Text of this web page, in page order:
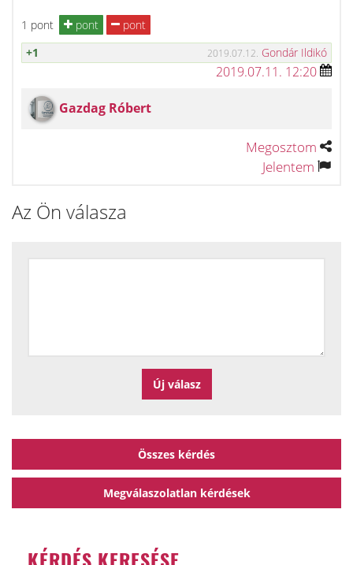
1 pont pont
pont
+1
2019.07.12. Gondár Ildikó
2019.07.11. 12:20
Gazdag Róbert
Megosztom
Jelentem
Az Ön válasza
Összes kérdés
Megválaszolatlan kérdések